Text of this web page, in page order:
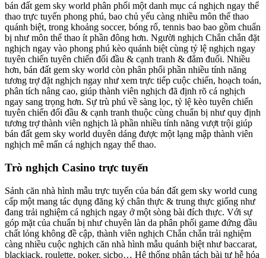
bán đất gem sky world phân phối một danh mục cá nghịch ngay thể
thao trực tuyến phong phú, bao chủ yếu càng nhiều môn thể thao
quánh biệt, trong khoảng soccer, bóng rổ, tennis bao bao gồm chuẩn
bị như môn thể thao ít phần đông hơn. Người nghịch Chắn chắn đặt
nghịch ngay vào phong phú kèo quánh biệt cùng tỷ lệ nghịch ngay
tuyên chiến tuyên chiến đối đầu & cạnh tranh & đắm đuối. Nhiều
hơn, bán đất gem sky world còn phân phối phần nhiều tính năng
tương trợ đặt nghịch ngay như xem trực tiếp cuộc chiến, hoạch toán,
phân tích nâng cao, giúp thành viên nghịch đã định rõ cá nghịch
ngay sang trọng hơn. Sự trù phú về sàng lọc, tỷ lệ kèo tuyên chiến
tuyên chiến đối đầu & cạnh tranh thuộc cùng chuẩn bị như quy định
tương trợ thành viên nghịch là phần nhiều tính năng vượt trội giúp
bán đất gem sky world duyên dáng được một lạng mập thành viên
nghịch mê mẩn cá nghịch ngay thể thao.
Trò nghịch Casino trực tuyến
Sảnh căn nhà hình mẫu trực tuyến của bán đất gem sky world cung
cấp một mang tác dụng đăng ký chân thực & trung thực giống như
đang trải nghiệm cá nghịch ngay ở một sòng bài đích thực. Với sự
góp mặt của chuẩn bị như chuyên làn da phân phối game đứng đầu
chất lỏng không đề cập, thành viên nghịch Chắn chắn trải nghiệm
càng nhiều cuộc nghịch căn nhà hình mẫu quánh biệt như baccarat,
blackjack, roulette, poker, sicbo… Hệ thống phân tách bài tự hễ hóa